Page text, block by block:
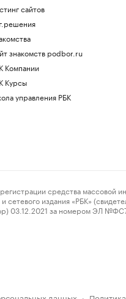
сайтов
знакомств podbor.ru
Компании
Курсы
управления РБК
средства массовой
издания «РБК»
03.12.2021 за номером ЭЛ